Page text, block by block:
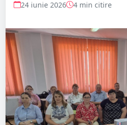
24 iunie 2026 4 min citire